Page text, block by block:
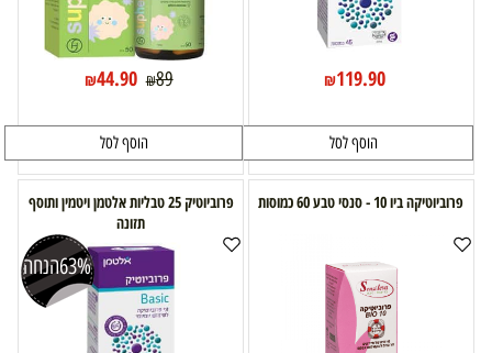
₪119.90
הוסף לסל
₪89
₪44.90
הוסף לסל
פרוביוטיקה ביו 10 - סנסי טבע 60 כמוסות
פרוביוטיק 25 טבליות אלטמן ויטמין ותוסף
תזונה
63%הנחה